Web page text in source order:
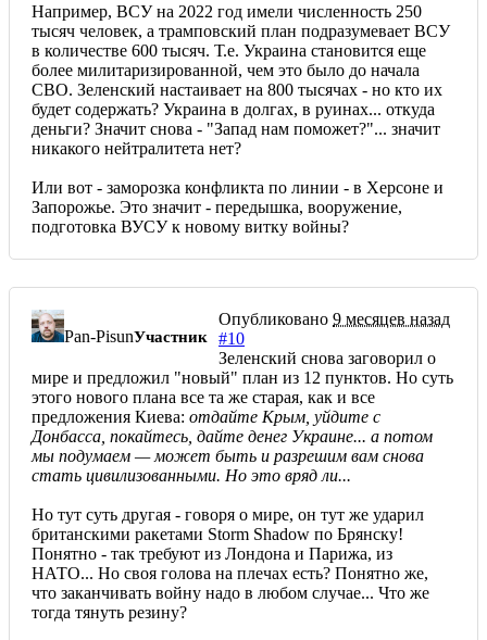
Например, ВСУ на 2022 год имели численность 250
тысяч человек, а трамповский план подразумевает ВСУ
в количестве 600 тысяч. Т.е. Украина становится еще
более милитаризированной, чем это было до начала
СВО. Зеленский настаивает на 800 тысячах - но кто их
будет содержать? Украина в долгах, в руинах... откуда
деньги? Значит снова - "Запад нам поможет?"... значит
никакого нейтралитета нет?
Или вот - заморозка конфликта по линии - в Херсоне и
Запорожье. Это значит - передышка, вооружение,
подготовка ВУСУ к новому витку войны?
Pan-PisunУчастник
Опубликовано 9 месяцев назад
#10
Зеленский снова заговорил о
мире и предложил "новый" план из 12 пунктов. Но суть
этого нового плана все та же старая, как и все
предложения Киева: отдайте Крым, уйдите с
Донбасса, покайтесь, дайте денег Украине... а потом
мы подумаем — может быть и разрешим вам снова
стать цивилизованными. Но это вряд ли...
Но тут суть другая - говоря о мире, он тут же ударил
британскими ракетами Storm Shadow по Брянску!
Понятно - так требуют из Лондона и Парижа, из
НАТО... Но своя голова на плечах есть? Понятно же,
что заканчивать войну надо в любом случае... Что же
тогда тянуть резину?